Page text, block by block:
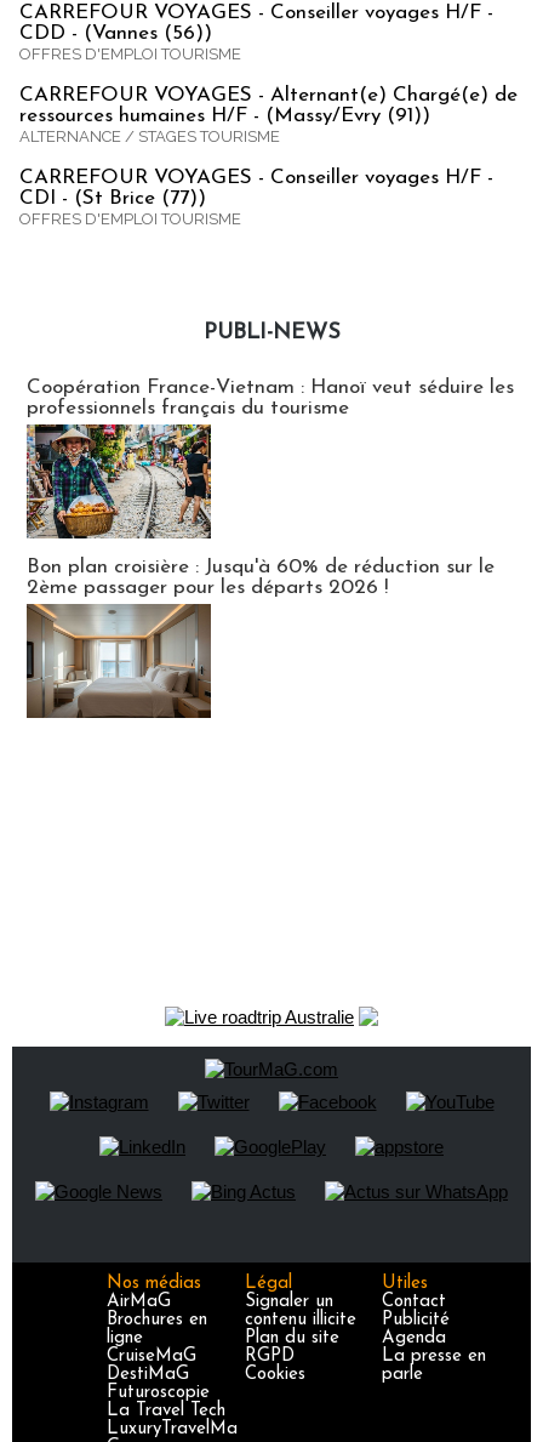
CARREFOUR VOYAGES - Conseiller voyages H/F -
CDD - (Vannes (56))
OFFRES D'EMPLOI TOURISME
CARREFOUR VOYAGES - Alternant(e) Chargé(e) de
ressources humaines H/F - (Massy/Evry (91))
ALTERNANCE / STAGES TOURISME
CARREFOUR VOYAGES - Conseiller voyages H/F -
CDI - (St Brice (77))
OFFRES D'EMPLOI TOURISME
PUBLI-NEWS
Coopération France-Vietnam : Hanoï veut séduire les
professionnels français du tourisme
Bon plan croisière : Jusqu'à 60% de réduction sur le
2ème passager pour les départs 2026 !
Nos médias
AirMaG
Brochures en
ligne
CruiseMaG
DestiMaG
Futuroscopie
La Travel Tech
LuxuryTravelMa
Légal
Signaler un
contenu illicite
Plan du site
RGPD
Cookies
Utiles
Contact
Publicité
Agenda
La presse en
parle